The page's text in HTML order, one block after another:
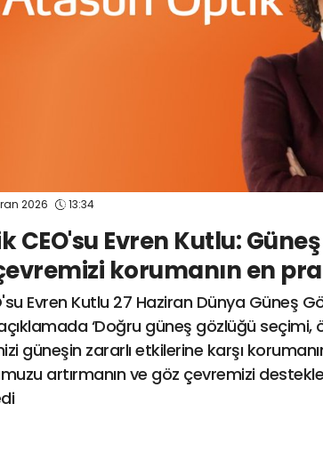
2026 13:34
CEO'su Evren Kutlu:
korumanın en
Evren Kutlu 27 Haziran Dünya Güneş
‘Doğru güneş gözlüğü seçimi,
güneşin zararlı etkilerine karşı korumanın,
artırmanın ve göz çevremizi